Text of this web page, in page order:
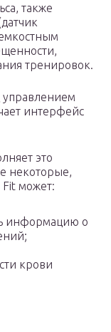
также
тренировок.
интерфейс
это
некоторые,
Fit может:
информацию о
крови